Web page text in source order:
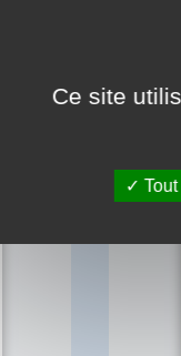
Ce site